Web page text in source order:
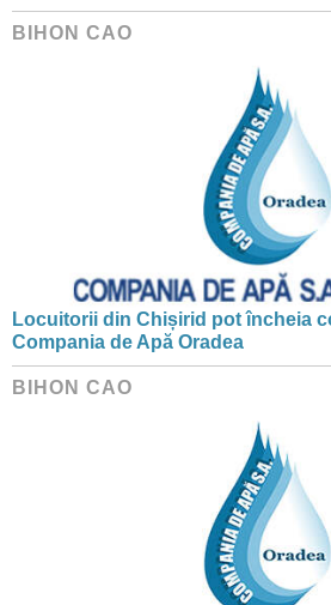
BIHON CAO
Locuitorii din Chișirid pot încheia
Compania de Apă Oradea
BIHON CAO